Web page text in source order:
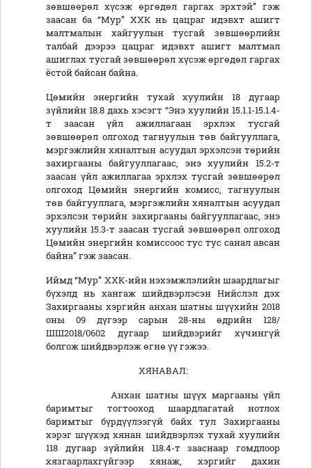
зөвшөөрөл хүсэж өргөдөл гаргах эрхтэй” гэж
заасан ба “Мур” ХХК нь цацраг идэвхт ашигт
малтмалын хайгуулын тусгай зөвшөөрлийн
талбай дээрээ цацраг идэвхт ашигт малтмал
ашиглах тусгай зөвшөөрөл хүсэж өргөдөл гаргах
ёстой байсан байна.
Цөмийн энергийн тухай хуулийн 18 дугаар
зүйлийн 18.8 дахь хэсэгт “Энэ хуулийн 15.1.1-15.1.4-
т заасан үйл ажиллагаан эрхлэх тусгай
зөвшөөрөл олгоход тагнуулын төв байгууллага,
мэргэжлийн хяналтын асуудал эрхэлсэн төрийн
захиргааны байгууллагаас, энэ хуулийн 15.2-т
заасан үйл ажиллагаа эрхлэх тусгай зөвшөөрөл
олгоход Цөмийн энергийн комисс, тагнуулын
төв байгууллага, мэргэжлийн хяналтын асуудал
эрхэлсэн төрийн захиргааны байгууллагаас, энэ
хуулийн 15.3-т заасан тусгай зөвшөөрөл олгоход
Цөмийн энергийн комиссоос тус тус санал авсан
байна” гэж заасан.
Иймд “Мур” ХХК-ийн нэхэмжлэлийн шаардлагыг
бүхэлд нь хангаж шийдвэрлэсэн Нийслэл дэх
Захиргааны хэргийн анхан шатны шүүхийн 2018
оны 09 дүгээр сарын 28-ны өдрийн 128/
ШШ2018/0602 дугаар шийдвэрийг хүчингүй
болгож шийдвэрлэж өгнө үү гэжээ.
ХЯНАВАЛ:
Анхан шатны шүүх маргааны үйл
баримтыг тогтооход шаардлагатай нотлох
баримтыг бүрдүүлээгүй байх тул Захиргааны
хэрэг шүүхэд хянан шийдвэрлэх тухай хуулийн
118 дугаар зүйлийн 118.4-т зааснаар гомдлоор
хязгаарлахгүйгээр хянаж, хэргийг дахин